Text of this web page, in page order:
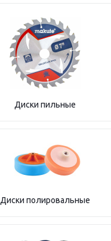
Диски пильные
Диски полировальные